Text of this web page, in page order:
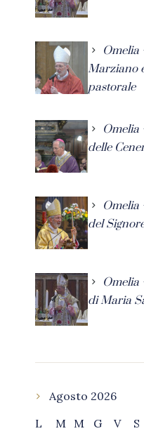
Omelia
Marziano
pastorale
Omelia
delle
Omelia
del
Omelia
di Maria
Agosto 2026
L
M M G V S